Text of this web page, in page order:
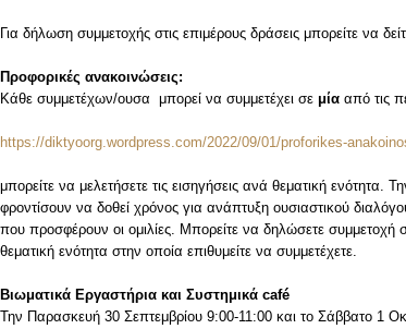
Για δήλωση συμμετοχής στις επιμέρους δράσεις μπορείτε να
Προφορικές ανακοινώσεις:
Κάθε συμμετέχων/ουσα μπορεί να συμμετέχει σε μία από τις
https://diktyoorg.wordpress.com/2022/09/01/proforikes-
μπορείτε να μελετήσετε τις εισηγήσεις ανά θεματική ενότητα.
φροντίσουν να δοθεί χρόνος για ανάπτυξη ουσιαστικού
που προσφέρουν οι ομιλίες. Μπορείτε να δηλώσετε
θεματική ενότητα στην οποία επιθυμείτε να συμμετέχετε.
Βιωματικά Εργαστήρια και Συστημικά café
Την Παρασκευή 30 Σεπτεμβρίου 9:00-11:00 και το Σάββατο 1